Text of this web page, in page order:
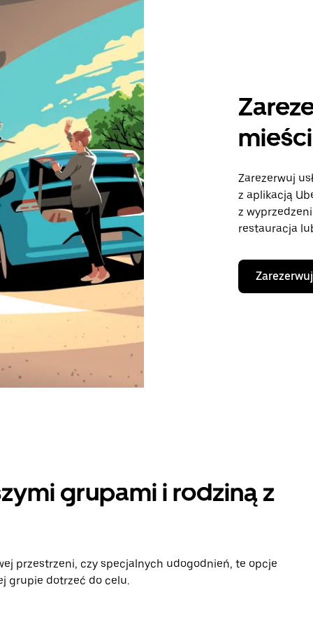
Zarezerwuj
z aplikacją
z
restauracja
grupami i rodziną z
przestrzeni, czy specjalnych udogodnień, te opcje
grupie dotrzeć do celu.